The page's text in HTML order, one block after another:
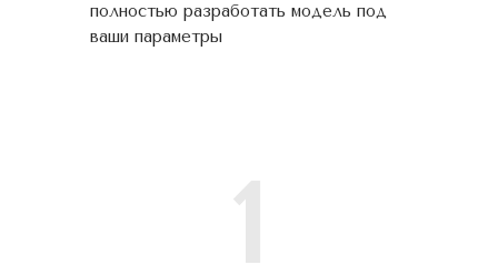
полностью разработать модель под
ваши параметры